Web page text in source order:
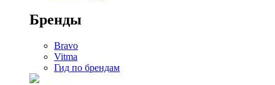
Бренды
Bravo
Vitma
Гид по брендам